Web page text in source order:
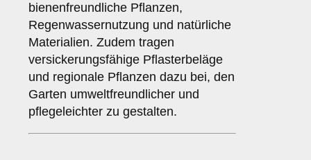
bienenfreundliche Pflanzen,
Regenwassernutzung und natürliche
Materialien. Zudem tragen
versickerungsfähige Pflasterbeläge
und regionale Pflanzen dazu bei, den
Garten umweltfreundlicher und
pflegeleichter zu gestalten.